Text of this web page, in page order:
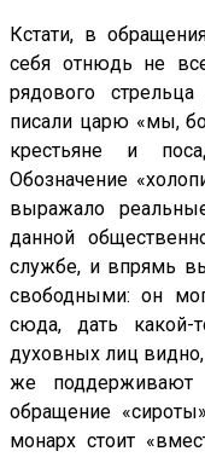
Кстати, в
себя отнюдь не
рядового
писали царю «мы,
крестьяне и
Обозначение
выражало
данной
службе, и впрямь
свободными: он
сюда, дать
духовных лиц
же поддерживают
обращение
монарх стоит